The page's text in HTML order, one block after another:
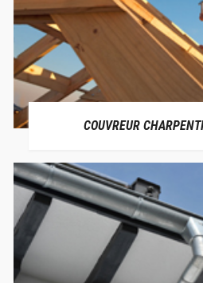
COUVREUR